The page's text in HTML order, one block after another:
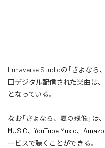
Lunaverse Studioの「さよなら
回デジタル配信された楽曲は、
となっている。
なお「さよなら、夏の残像」は、
MUSIC、 YouTube Music、
ービスで聴くことができる。